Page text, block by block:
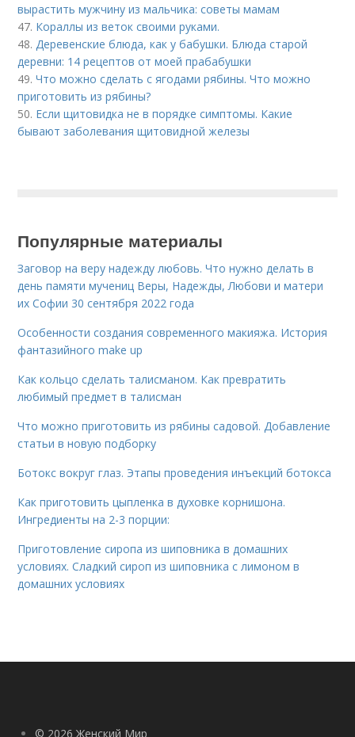
вырастить мужчину из мальчика: советы мамам
47. Кораллы из веток своими руками.
48.Деревенские блюда, как у бабушки. Блюда старой
деревни: 14 рецептов от моей прабабушки
49.Что можно сделать с ягодами рябины. Что можно
приготовить из рябины?
50. Если щитовидка не в порядке симптомы. Какие
бывают заболевания щитовидной железы
Популярные материалы
Заговор на веру надежду любовь. Что нужно делать в
день памяти мучениц Веры, Надежды, Любови и матери
их Софии 30 сентября 2022 года
Особенности создания современного макияжа. История
фантазийного make up
Как кольцо сделать талисманом. Как превратить
любимый предмет в талисман
Что можно приготовить из рябины садовой. Добавление
статьи в новую подборку
Ботокс вокруг глаз. Этапы проведения инъекций ботокса
Как приготовить цыпленка в духовке корнишона.
Ингредиенты на 2-3 порции:
Приготовление сиропа из шиповника в домашних
условиях. Сладкий сироп из шиповника с лимоном в
домашних условиях
© 2026 Женский Мир